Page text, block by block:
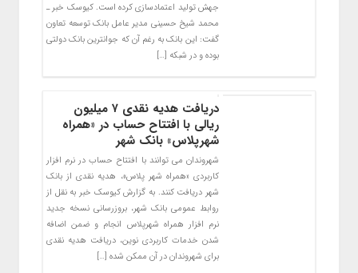
جهش تولید اعتمادسازی کرده است. کیوسک خبر ـ
محمد شیخ حسینی مدیر عامل بانک توسعه تعاون
گفت: این بانک به رغم آن که جوانترین بانک دولتی
بوده و در شبکه […]
دریافت هدیه نقدی ۷ میلیون
ریالی با افتتاح حساب در «همراه
شهرپلاس» بانک شهر
شهروندان می توانند با افتتاح حساب در نرم افزار
کاربردی «همراه شهر پلاس»، هدیه نقدی از بانک
شهر دریافت کنند. به گزارش کیوسک خبر به نقل از
روابط عمومی بانک شهر، بروزرسانی نسخه جدید
نرم افزار همراه شهرپلاس انجام و ضمن اضافه
شدن خدمات کاربردی نوین، دریافت هدیه نقدی
برای شهروندان در آن ممکن شده […]